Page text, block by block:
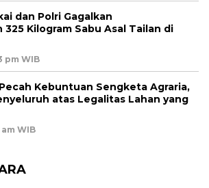
dan Polri Gagalkan
Kilogram Sabu Asal Tailan di
pm WIB
Kebuntuan Sengketa Agraria,
atas Legalitas Lahan yang
am WIB